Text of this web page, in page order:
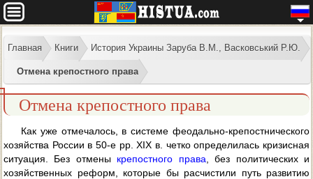
Главная Книги История Украины Заруба В.М., Васковський Р.Ю.
Отмена крепостного права
Отмена крепостного права
Как уже отмечалось, в системе феодально-крепостнического
хозяйства России в 50-е pp. XIX в. четко определилась кризисная
ситуация. Без отмены крепостного права , без политических и
хозяйственных реформ, которые бы расчистили путь развитию